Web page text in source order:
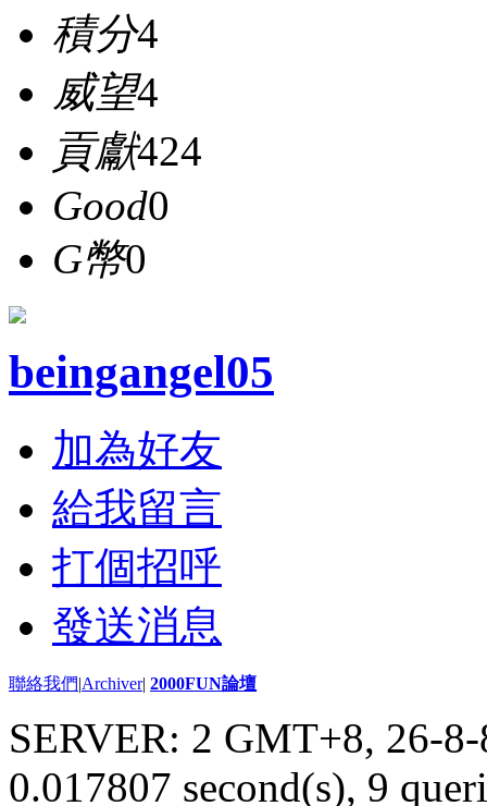
積分4
威望4
貢獻424
Good0
G幣0
beingangel05
加為好友
給我留言
打個招呼
發送消息
聯絡我們|Archiver| 2000FUN論壇
SERVER: 2 GMT+8, 26-
0.017807 second(s), 9